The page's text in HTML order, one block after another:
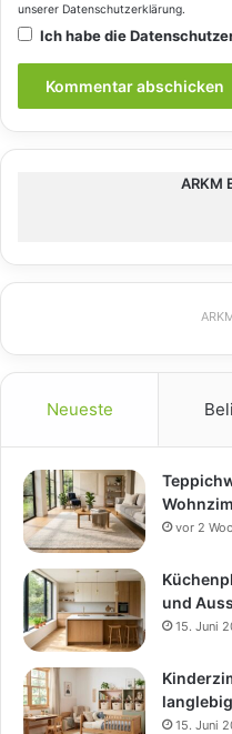
unserer Datenschutzerklärung.
Ich habe die
ARKM
Neueste
vor 2
und
15. Juni
15. Juni